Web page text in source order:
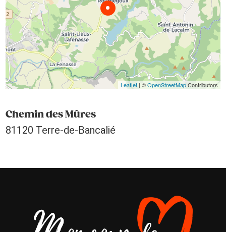
Leaflet| ©OpenStreetMapContributors
Chemin des Mûres
81120 Terre-de-Bancalié